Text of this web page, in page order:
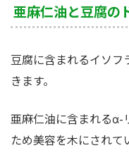
亜麻仁油と豆腐の
豆腐に含まれるイソ
きます。
亜麻仁油に含まれるα-
ため美容を木にされて